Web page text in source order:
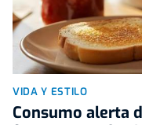
VIDA Y ESTILO
Consumo alerta